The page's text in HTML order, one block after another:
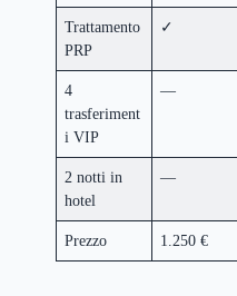
Trattamento
PRP
✓
4
trasferiment
i VIP
—
2 notti in
hotel
—
Prezzo 1.250 €